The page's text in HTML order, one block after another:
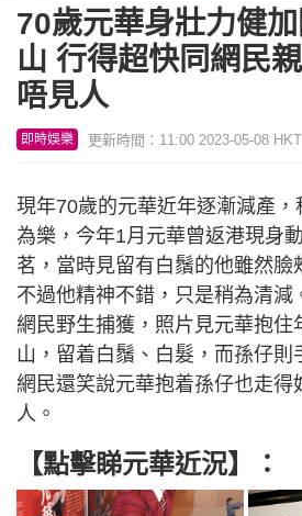
70歲元華身壯力健
山 行得超快同網民
唔見人
即時娛樂 更新時間：11:00 2023-05-08 HKT
現年70歲的元華近年逐漸減產
為樂，今年1月元華曾返港現身
茗，當時見留有白鬚的他雖然臉
不過他精神不錯，只是稍為清減
網民野生捕獲，照片見元華抱住
山，留着白鬚、白髮，而孫仔則
網民還笑說元華抱着孫仔也走得
人。
【點擊睇元華近況】：